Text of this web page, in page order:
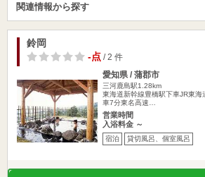
関連情報から探す
鈴岡
-点/ 2 件
愛知県 / 蒲郡市
三河鹿島駅1.28km
東海道新幹線豊橋駅下車JR東
車7分東名高速…
営業時間
入浴料金 ～
宿泊 貸切風呂、個室風呂